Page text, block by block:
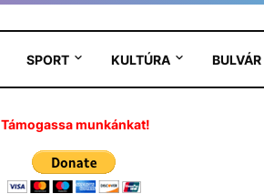
SPORT KULTÚRA BULVÁR
Támogassa munkánkat!